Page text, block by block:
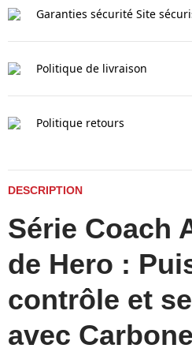
Garanties sécurité Site
Politique de livraison
Politique retours
DESCRIPTION
Série Coach
de Hero :
contrôle et
avec